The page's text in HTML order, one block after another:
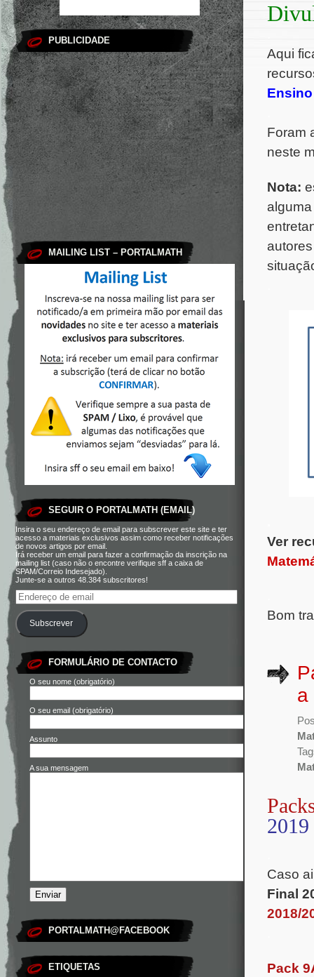
PUBLICIDADE
MAILING LIST – PORTALMATH
SEGUIR O PORTALMATH (EMAIL)
Insira o seu endereço de email para subscrever este site e ter
acesso a materiais exclusivos assim como receber notificações
de novos artigos por email.
Irá receber um email para fazer a confirmação da inscrição na
mailing list (caso não o encontre verifique sff a caixa de
SPAM/Correio Indesejado).
Junte-se a outros 48.384 subscritores!
Subscrever
FORMULÁRIO DE CONTACTO
O seu nome (obrigatório)
O seu email (obrigatório)
Assunto
A sua mensagem
PORTALMATH@FACEBOOK
ETIQUETAS
Aqui
Foram
neste
Nota:
Ver
Bom
a
2019
Caso
Final
2018/
Pack